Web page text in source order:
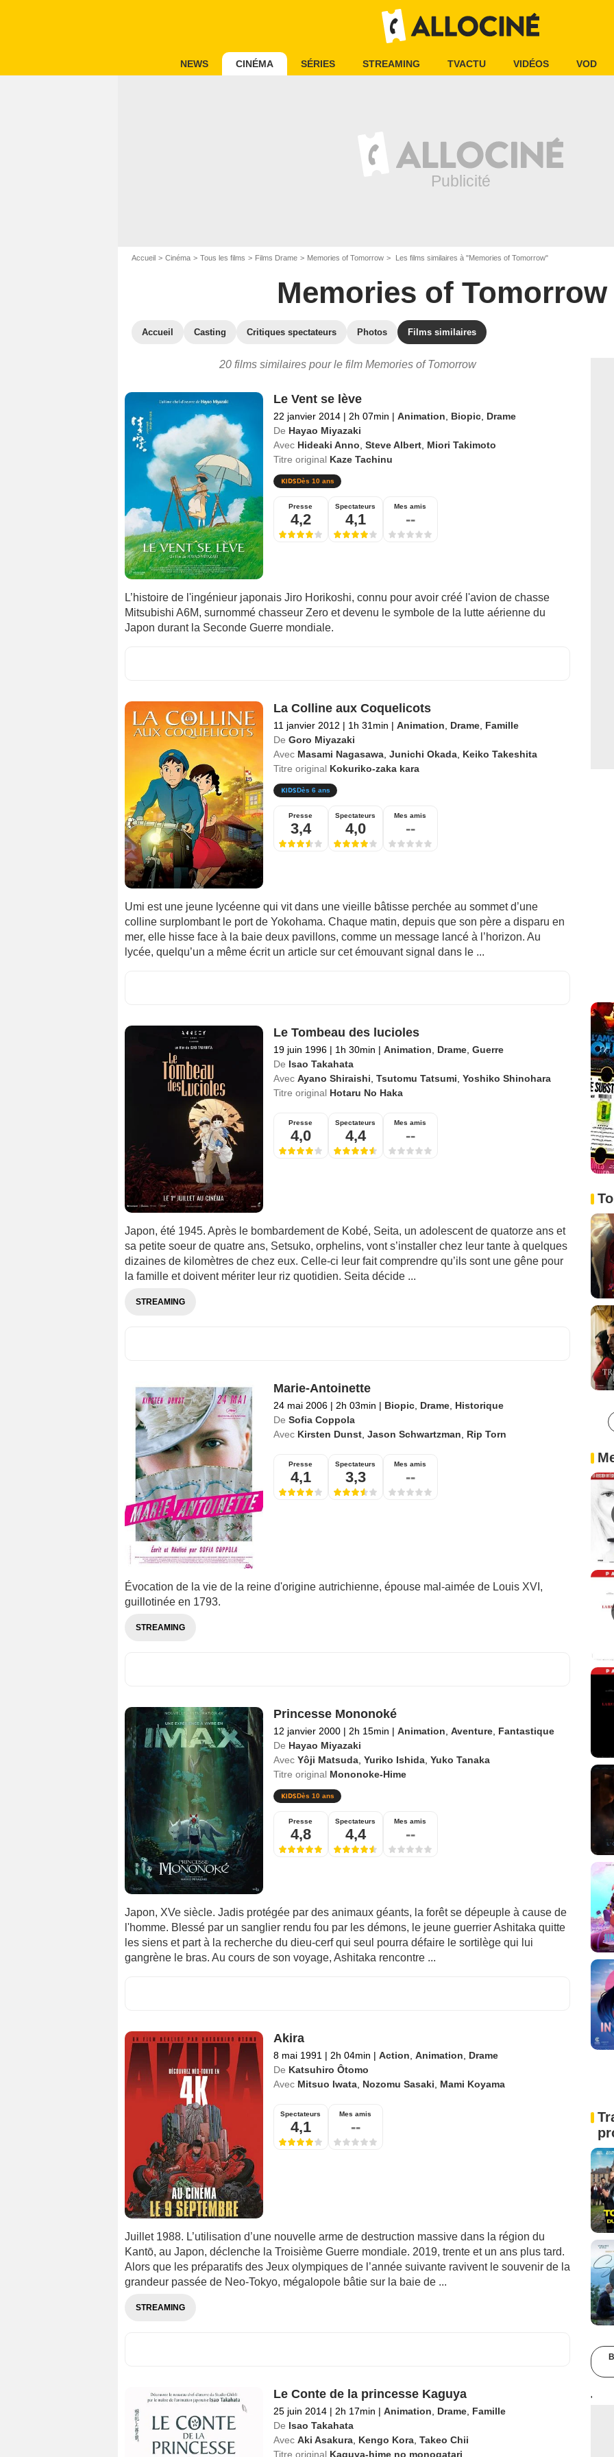
NEWS CINÉMA SÉRIES STREAMING TVACTU VIDÉOS VOD
Accueil Cinéma Tous les films Films Drame Memories of Tomorrow Les films similaires à "Memories of Tomorrow"
Memories of Tomorrow
Accueil Casting Critiques spectateurs Photos Films similaires
20 films similaires pour le film Memories of Tomorrow
Le Vent se lève
22 janvier 2014 | 2h 07min | Animation Biopic, Drame
De Hayao Miyazaki
Avec Hideaki Anno Steve Albert, Miori Takimoto
Titre original Kaze Tachinu
Dès 10 ans
Presse
4,2
Spectateurs
4,1
Mes amis
--
L’histoire de l'ingénieur japonais Jiro Horikoshi, connu pour avoir créé l'avion de chasse
Mitsubishi A6M, surnommé chasseur Zero et devenu le symbole de la lutte aérienne du
Japon durant la Seconde Guerre mondiale.
La Colline aux Coquelicots
11 janvier 2012 | 1h 31min | Animation Drame, Famille
De Goro Miyazaki
Avec Masami Nagasawa, Junichi Okada, Keiko Takeshita
Titre original Kokuriko-zaka kara
Dès 6 ans
Presse
3,4
Spectateurs
4,0
Mes amis
--
Umi est une jeune lycéenne qui vit dans une vieille bâtisse perchée au sommet d’une
colline surplombant le port de Yokohama. Chaque matin, depuis que son père a disparu en
mer, elle hisse face à la baie deux pavillons, comme un message lancé à l’horizon. Au
lycée, quelqu’un a même écrit un article sur cet émouvant signal dans le ...
Le Tombeau des lucioles
19 juin 1996 | 1h 30min | Animation Drame, Guerre
De Isao Takahata
Avec Ayano Shiraishi Tsutomu Tatsumi Yoshiko Shinohara
Titre original Hotaru No Haka
Presse
4,0
Spectateurs
4,4
Mes amis
--
Japon, été 1945. Après le bombardement de Kobé, Seita, un adolescent de quatorze ans et
sa petite soeur de quatre ans, Setsuko, orphelins, vont s’installer chez leur tante à quelques
dizaines de kilomètres de chez eux. Celle-ci leur fait comprendre qu’ils sont une gêne pour
la famille et doivent mériter leur riz quotidien. Seita décide ...
STREAMING
Marie-Antoinette
24 mai 2006 | 2h 03min | Biopic, Drame, Historique
De Sofia Coppola
Avec Kirsten Dunst, Jason Schwartzman Rip Torn
Presse
4,1
Spectateurs
3,3
Mes amis
--
Évocation de la vie de la reine d'origine autrichienne, épouse mal-aimée de Louis XVI,
guillotinée en 1793.
STREAMING
Princesse Mononoké
12 janvier 2000 | 2h 15min | Animation Aventure, Fantastique
De Hayao Miyazaki
Avec Yôji Matsuda, Yuriko Ishida, Yuko Tanaka
Titre original Mononoke-Hime
Dès 10 ans
Presse
4,8
Spectateurs
4,4
Mes amis
--
Japon, XVe siècle. Jadis protégée par des animaux géants, la forêt se dépeuple à cause de
l'homme. Blessé par un sanglier rendu fou par les démons, le jeune guerrier Ashitaka quitte
les siens et part à la recherche du dieu-cerf qui seul pourra défaire le sortilège qui lui
gangrène le bras. Au cours de son voyage, Ashitaka rencontre ...
Akira
8 mai 1991 | 2h 04min | Action Animation
Drame
De Katsuhiro Ôtomo
Avec Mitsuo Iwata, Nozomu Sasaki Mami Koyama
Spectateurs
4,1
Mes amis
--
Juillet 1988. L’utilisation d’une nouvelle arme de destruction massive dans la région du
Kantō, au Japon, déclenche la Troisième Guerre mondiale. 2019, trente et un ans plus tard.
Alors que les préparatifs des Jeux olympiques de l’année suivante ravivent le souvenir de la
grandeur passée de Neo-Tokyo, mégalopole bâtie sur la baie de ...
STREAMING
Le Conte de la princesse Kaguya
25 juin 2014 | 2h 17min | Animation Drame, Famille
De Isao Takahata
Avec Aki Asakura, Kengo Kora, Takeo Chii
Titre original Kaguya-hime no monogatari
'